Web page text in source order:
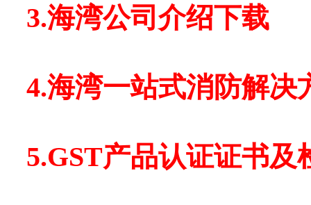
3.海湾公司介绍下载
4.海湾一站式消防解决
5.GST产品认证证书及